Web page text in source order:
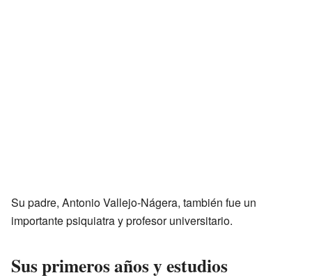
Su padre, Antonio Vallejo-Nágera, también fue un
importante psiquiatra y profesor universitario.
Sus primeros años y estudios